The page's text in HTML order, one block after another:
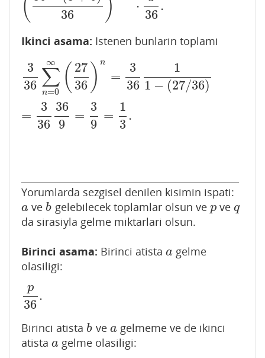
(
36
) ⋅
36
.
(36−(3+6)36)n − 36
Ikinci asama: Istenen bunlarin toplami
3
36 ∑
n=0
∞ ( 27
36 ) n
=
3
36
1
1 − (27/36)
=
3
36
36
9
=
3
9
=
1
3
.
36 ∑n=0 ∞( 2736 )n 361 36
Yorumlarda sezgisel denilen kisimin ispati:
a
a ve b
b gelebilecek toplamlar olsun ve p
pve q
q
da sirasiyla gelme miktarlari olsun.
Birinci asama: Birinci atista a
a gelme
olasiligi:
p
36
.
p36.
Birinci atista b
b ve a
agelmeme ve de ikinci
atista a
a gelme olasiligi: